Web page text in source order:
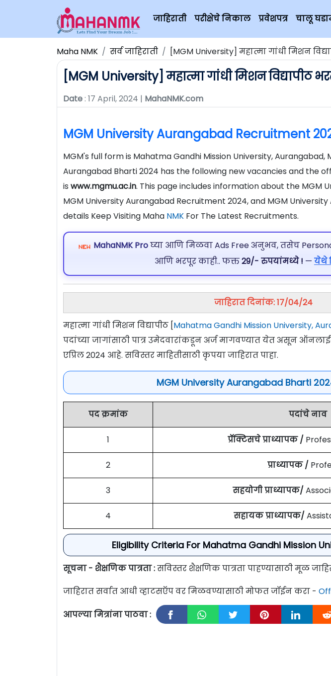
जाहिराती परीक्षेचे निकाल प्रवेशपत्र चालू
Maha NMK सर्व जाहिराती [MGM University] महात्मा गांधी मिशन
[MGM University] महात्मा गांधी मिशन विद्यापीठ
Date: 17 April, 2024 | MahaNMK.com
MGM University Aurangabad Recruitment
MGM's full form is Mahatma Gandhi Mission University, Aurangabad,
Aurangabad Bharti 2024 has the following new vacancies and the
is www.mgmu.ac.in. This page includes information about the MGM
MGM University Aurangabad Recruitment 2024, and MGM
details Keep Visiting Maha NMK For The Latest Recruitments.
MahaNMK Proघ्या आणि मिळवा Ads Free अनुभव, तसेच
आणि भरपूर काही.. फक्त29/- रुपयांमध्ये ! — येथे
जाहिरात दिनांक: 17/04/24
महात्मा गांधी मिशन विद्यापीठ [Mahatma Gandhi Mission University,
पदांच्या जागांसाठी पात्र उमेदवारांकडून अर्ज मागवण्यात येत असून
एप्रिल 2024 आहे. सविस्तर माहितीसाठी कृपया जाहिरात पाहा.
MGM University Aurangabad Bharti
पद क्रमांक पदांचे नाव
1 प्रॅक्टिसचे प्राध्यापक /
2 प्राध्यापक /
3 सहयोगी प्राध्यापक/
4 सहायक प्राध्यापक/
Eligibility Criteria For Mahatma Gandhi Mission
सूचना - शैक्षणिक पात्रता :सविस्तर शैक्षणिक पात्रता पाहण्यासाठी मूळ
जाहिरात सर्वात आधी व्हाटसऍप वर मिळवण्यासाठी मोफत जॉईन करा -
आपल्या मित्रांना पाठवा :